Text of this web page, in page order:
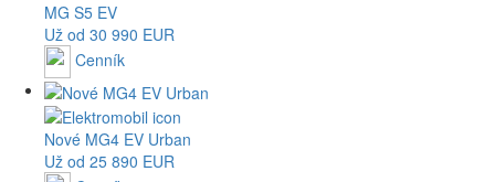
MG S5 EV
Už od 30 990 EUR
Cenník
Nové MG4 EV Urban
Už od 25 890 EUR